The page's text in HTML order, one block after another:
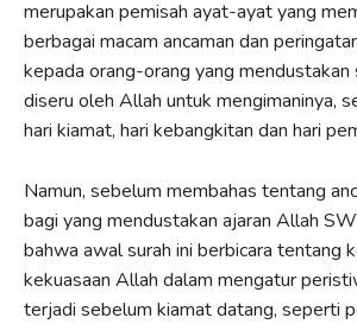
merupakan pemisah ayat-ayat yang
berbagai macam ancaman dan
kepada orang-orang yang mendustakan
diseru oleh Allah untuk mengimaninya,
hari kiamat, hari kebangkitan dan hari
Namun, sebelum membahas tentang
bagi yang mendustakan ajaran Allah
bahwa awal surah ini berbicara tentang
kekuasaan Allah dalam mengatur
terjadi sebelum kiamat datang, seperti